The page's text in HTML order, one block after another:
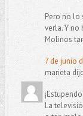
Pero no lo
verla. Y no
Molinos
7 de junio
marieta
La